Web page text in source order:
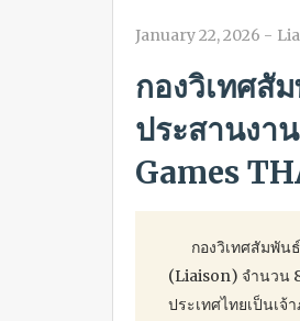
January 22, 2026 -
กองวิเทศสั
ประสานงา
Games
กองวิเทศสัมพันธ์
(Liaison) จำนวน
ประเทศไทยเป็นเจ้